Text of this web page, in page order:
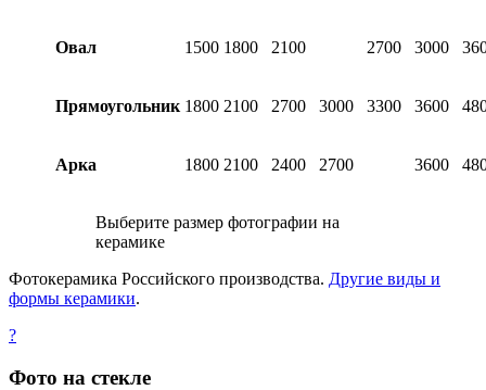
Овал 1500 1800 2100 2700 3000
Прямоугольник 1800 2100 2700 3000 3300 3600
Арка 1800 2100 2400 2700 3600
Выберите размер фотографии на
керамике
Фотокерамика Российского производства. Другие виды и
формы керамики.
?
Фото на стекле